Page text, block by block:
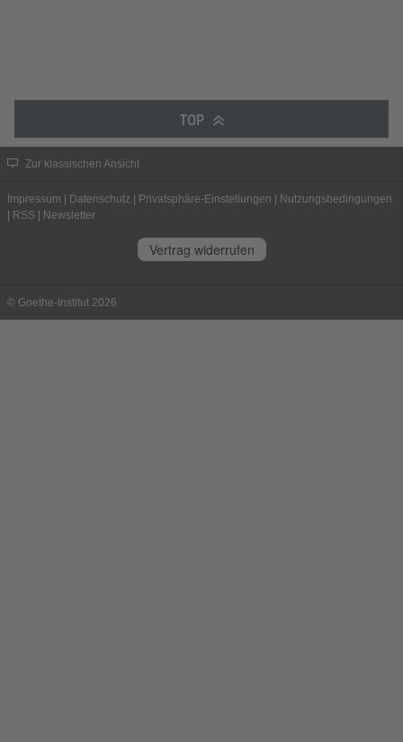
TOP
Zur klassischen Ansicht
Impressum Datenschutz Privatsphäre-Einstellungen
Nutzungsbedingungen
RSS Newsletter
Vertrag widerrufen
© Goethe-Institut 2026